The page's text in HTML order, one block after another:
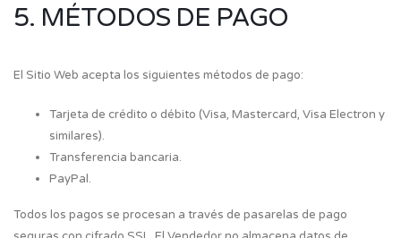
5. MÉTODOS DE PAGO
El Sitio Web acepta los siguientes métodos de pago:
Tarjeta de crédito o débito (Visa, Mastercard, Visa Electron y
similares).
Transferencia bancaria.
PayPal.
Todos los pagos se procesan a través de pasarelas de pago